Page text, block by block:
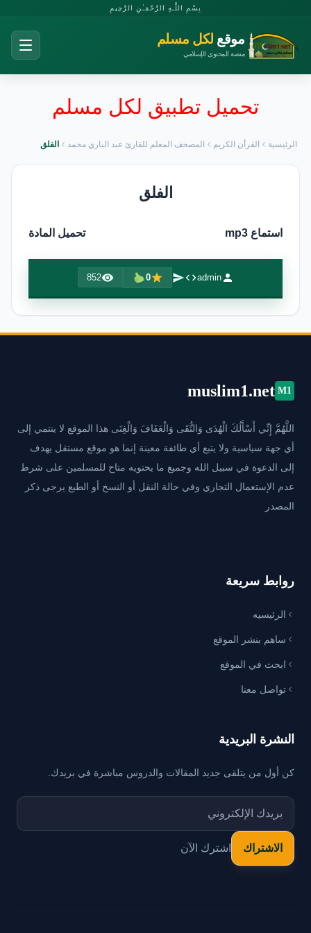
بِسْمِ اللَّـهِ الرَّحْمَـٰنِ الرَّحِيمِ
موقع لكل مسلم
منصة المحتوى الإسلامي
تحميل تطبيق لكل مسلم
الرئيسية القرأن الكريم المصحف المعلم للقارئ عبد الباري محمد الفلق
الفلق
استماع mp3 تحميل المادة
admin
0
852
M1
muslim1.net
اللَّهُمَّ إِنِّي أَسْأَلُكَ الْهُدَى وَالتُّقَى وَالْعَفَافَ وَالْغِنَى هذا الموقع لا ينتمي إلى
أي جهة سياسية ولا يتبع أي طائفة معينة إنما هو موقع مستقل يهدف
إلى الدعوة في سبيل الله وجميع ما يحتويه متاح للمسلمين على شرط
عدم الإستعمال التجاري وفي حالة النقل أو النسخ أو الطبع يرجى ذكر
المصدر
روابط سريعة
الرئيسيه
ساهم بنشر الموقع
ابحث في الموقع
تواصل معنا
النشرة البريدية
كن أول من يتلقى جديد المقالات والدروس مباشرة في بريدك.
اشترك الآن